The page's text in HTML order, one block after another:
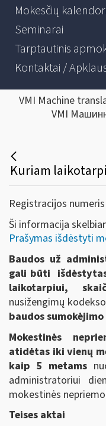
Mokesčių
Seminarai
Tarptautinis
Kontaktai /
VMI Machine
VMI
Registracijos
Ši informacija
Prašymas išdėstyti
Baudos už
gali būti
laikotarpiui,
nusižengimų
baudos
Mokestinės
atidėtas iki vienų
kaip 5 metams
administratoriui
mokestinės
Teises aktai